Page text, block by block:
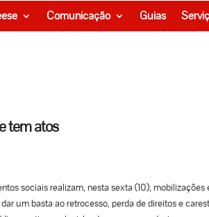
Comunicação Guias
tem atos
sociais realizam, nesta sexta (10), mobilizações
um basta ao retrocesso, perda de direitos e